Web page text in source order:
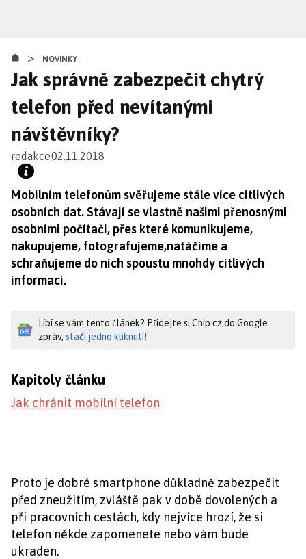
obsahu
> NOVINKY
Jak správně zabezpečit chytrý
telefon před nevítanými
návštěvníky?
redakce02.11.2018
Mobilním telefonům svěřujeme stále více citlivých
osobních dat. Stávají se vlastně našimi přenosnými
osobními počítači, přes které komunikujeme,
nakupujeme, fotografujeme,natáčíme a
schraňujeme do nich spoustu mnohdy citlivých
informací.
Líbí se vám tento článek? Přidejte si Chip.cz do Google
zpráv, stačí jedno kliknutí!
Kapitoly článku
Jak chránit mobilní telefon
Proto je dobré smartphone důkladně zabezpečit
před zneužitím, zvláště pak v době dovolených a
při pracovních cestách, kdy nejvíce hrozí, že si
telefon někde zapomenete nebo vám bude
ukraden.